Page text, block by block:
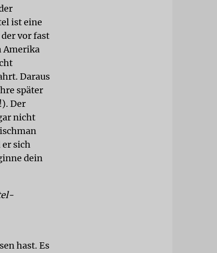
ist eine
vor fast
Amerika
Daraus
später
Der
nicht
sich
dein
hast. Es